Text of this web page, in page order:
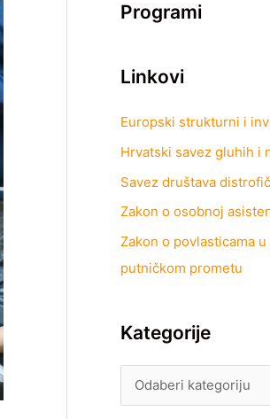
Programi
Linkovi
Europski strukturni i
Hrvatski savez gluhih i
Savez društava
Zakon o osobnoj
Zakon o povlasticama
putničkom prometu
Kategorije